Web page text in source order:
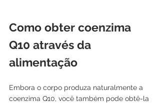
Como obter coenzima
Q10 através da
alimentação
Embora o corpo produza naturalmente a
coenzima Q10, você também pode obtê-la